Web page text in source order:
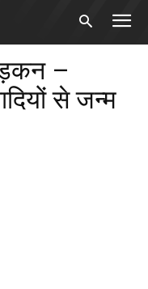
–
से जन्म